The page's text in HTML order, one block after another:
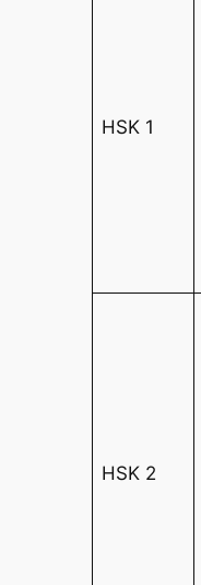
HSK 1
HSK 2